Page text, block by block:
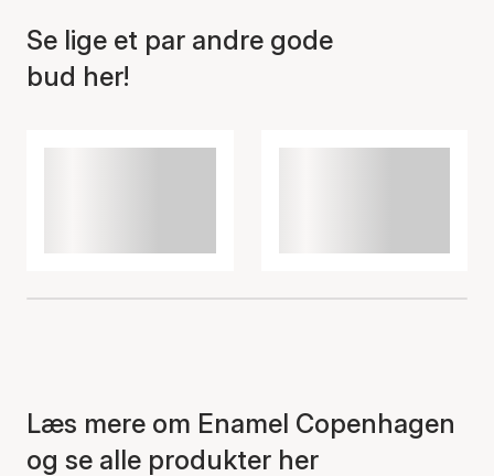
Se lige et par andre gode
bud her!
Læs mere om Enamel Copenhagen
og se alle produkter her